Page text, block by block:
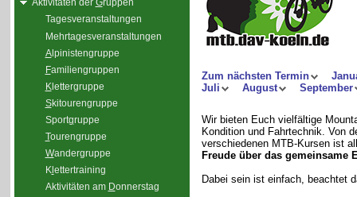
Aktivitäten der Gruppen
Tagesveranstaltungen
Mehrtagesveranstaltungen
Alpinistengruppe
Familiengruppen
Klettergruppe
Skitourengruppe
Sportgruppe
Tourengruppe
Wandergruppe
Kl ettertraining
Aktivitäten am Donnerstag
Zum nächsten Termin
Juli
August September
Wir bieten Euch vielfältige
Kondition und Fahrtechnik. Von
verschiedenen MTB-Kursen ist
Freude über das gemeinsame
Dabei sein ist einfach, beachtet